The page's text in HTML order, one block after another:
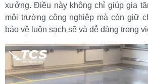
xưởng. Điều này không chỉ giúp gia
môi trường công nghiệp mà còn giữ
bảo vệ luôn sạch sẽ và dễ dàng trong